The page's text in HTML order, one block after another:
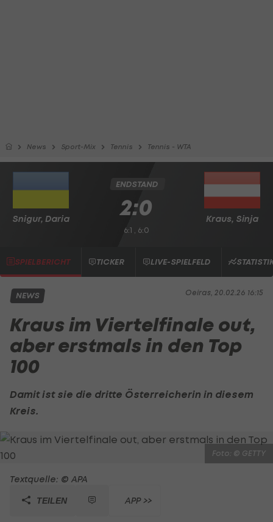
News Sport-Mix Tennis Tennis - WTA
Snigur, Daria Kraus, Sinja
ENDSTAND
2:0
6:1 , 6:0
SPIELBERICHT TICKER LIVE-SPIELFELD
Oeiras, 20.02.26 16:15
NEWS
Kraus im Viertelfinale out,
aber erstmals in den Top
100
Damit ist sie die dritte Österreicherin in diesem
Kreis.
Foto: © GETTY
Textquelle: © APA
TEILEN APP >>